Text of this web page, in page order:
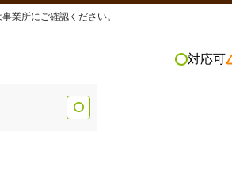
業所にご確認ください。
対応可